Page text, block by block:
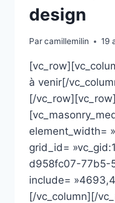
design
Parcamillemilin 19
à venir[/
[/
element_width=
grid_id=
d958fc07-77b5-
include=
[/vc_column][/